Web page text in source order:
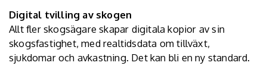
Digital tvilling av skogen
Allt fler skogsägare skapar digitala kopior av sin
skogsfastighet, med realtidsdata om tillväxt,
sjukdomar och avkastning. Det kan bli en ny standard.